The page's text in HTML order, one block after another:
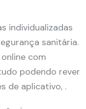
individualizadas
sanitária.
com
podendo rever
de aplicativo, .